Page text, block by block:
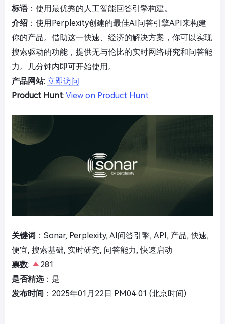
标语：使用最优秀的人工智能回答引擎构建。
介绍 ：使用Perplexity创建的最佳AI问答引擎API来构建
你的产品。借助这一快速、经济的解决方案，你可以实现
搜索驱动的功能，提供无与伦比的实时网络研究和问答能
力。几分钟内即可开始使用。
产品网站: 立即访问
Product Hunt: View on Product Hunt
关键词 ：Sonar, Perplexity, AI问答引擎, API, 产品, 快速,
便宜, 搜索基础, 实时研究, 问答能力, 快速启动
票数:
281
是否精选：是
发布时间 ：2025年01月22日 PM04:01 (北京时间)